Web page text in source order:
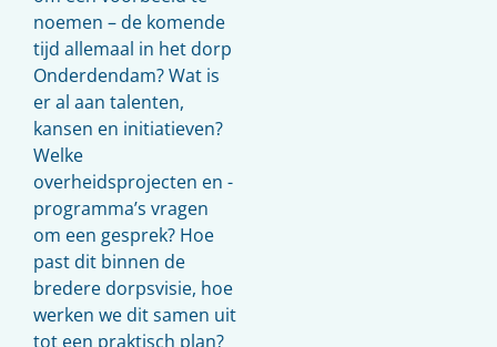
noemen – de komende
tijd allemaal in het dorp
Onderdendam? Wat is
er al aan talenten,
kansen en initiatieven?
Welke
overheidsprojecten en -
programma’s vragen
om een gesprek? Hoe
past dit binnen de
bredere dorpsvisie, hoe
werken we dit samen uit
tot een praktisch plan?